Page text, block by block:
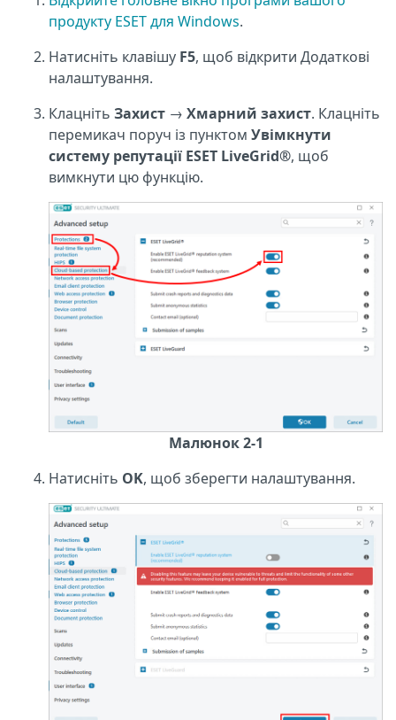
продукту ESET для Windows.
Натисніть клавішу F5, щоб відкрити Додаткові
налаштування.
Клацніть Захист → Хмарний захист. Клацніть
перемикач поруч із пунктом Увімкнути
систему репутації ESET LiveGrid®, щоб
вимкнути цю функцію.
Малюнок 2-1
Натисніть OK, щоб зберегти налаштування.